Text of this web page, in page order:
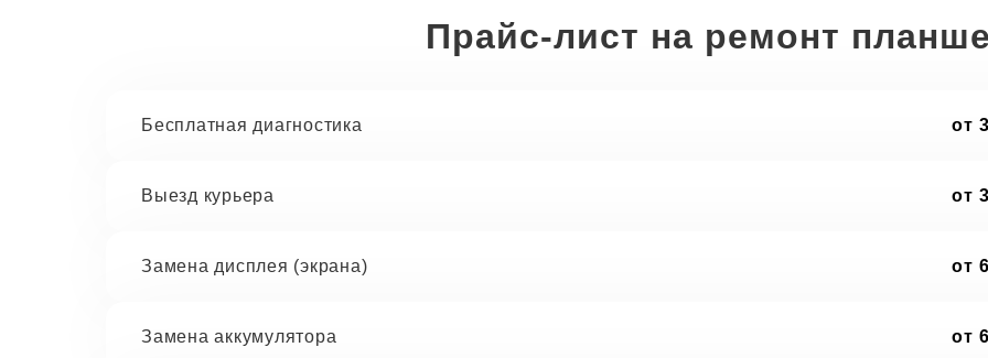
Прайс-лист на ремонт
Бесплатная диагностика от
Выезд курьера от
Замена дисплея (экрана) от
Замена аккумулятора от